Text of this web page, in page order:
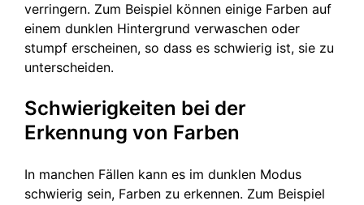
verringern. Zum Beispiel können einige Farben auf
einem dunklen Hintergrund verwaschen oder
stumpf erscheinen, so dass es schwierig ist, sie zu
unterscheiden.
Schwierigkeiten bei der
Erkennung von Farben
In manchen Fällen kann es im dunklen Modus
schwierig sein, Farben zu erkennen. Zum Beispiel